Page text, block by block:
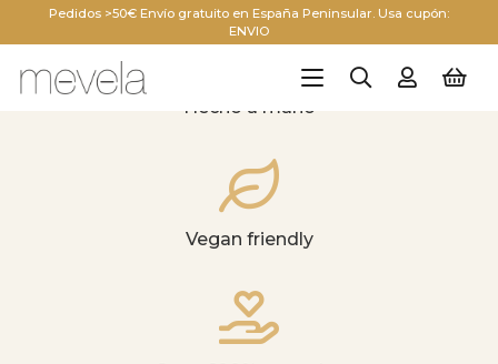
Pedidos >50€ Envío gratuito en España Peninsular. Usa cupón:
ENVIO
Hecho a mano
Vegan friendly